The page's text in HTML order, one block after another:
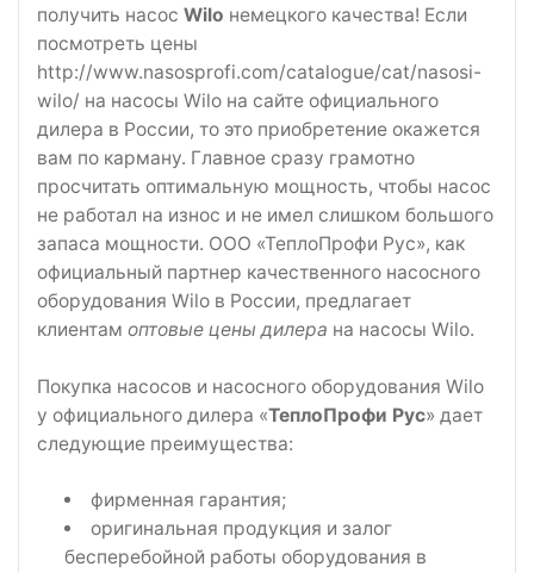
получить насос Wilo немецкого качества! Если
посмотреть цены
http://www.nasosprofi.com/catalogue/cat/nasosi-
wilo/ на насосы Wilo на сайте официального
дилера в России, то это приобретение окажется
вам по карману. Главное сразу грамотно
просчитать оптимальную мощность, чтобы насос
не работал на износ и не имел слишком большого
запаса мощности. ООО «ТеплоПрофи Рус», как
официальный партнер качественного насосного
оборудования Wilo в России, предлагает
клиентам оптовые цены дилера на насосы Wilo.
Покупка насосов и насосного оборудования Wilo
у официального дилера «ТеплоПрофи Рус» дает
следующие преимущества:
фирменная гарантия;
оригинальная продукция и залог
бесперебойной работы оборудования в